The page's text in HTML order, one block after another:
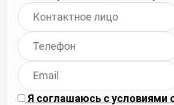
Я соглашаюсь сусловиями